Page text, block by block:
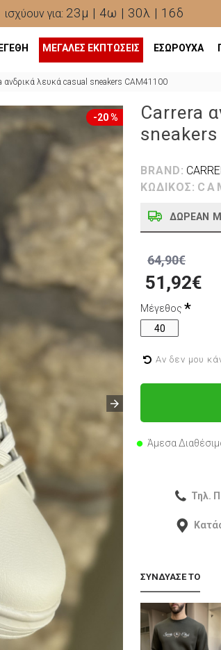
ισχύουν για: 23μ | 4ω | 30λ | 14δ
ΜΕΓΆΛΕΣ ΕΚΠΤΏΣΕΙΣ ΕΣΩΡΟΥΧΑ
ανδρικά λευκά casual sneakers CAM41100
-20 %
Carrera
ΔΩΡΕΑΝ
BRAND:
ΚΩΔΙΚΟΣ:
51,92€
64,90€
Μέγεθος
40
Αν δεν μου
Άμεσα
Τηλ.
ΣΥΝΔΥΑΣΕ ΤΟ